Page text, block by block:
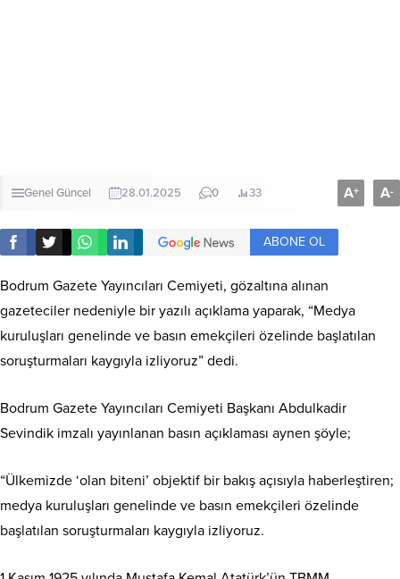
Genel Güncel 28.01.2025 0 33 A+ A-
ABONE OL
Bodrum Gazete Yayıncıları Cemiyeti, gözaltına alınan
gazeteciler nedeniyle bir yazılı açıklama yaparak, “Medya
kuruluşları genelinde ve basın emekçileri özelinde başlatılan
soruşturmaları kaygıyla izliyoruz” dedi.
Bodrum Gazete Yayıncıları Cemiyeti Başkanı Abdulkadir
Sevindik imzalı yayınlanan basın açıklaması aynen şöyle;
“Ülkemizde ‘olan biteni’ objektif bir bakış açısıyla haberleştiren;
medya kuruluşları genelinde ve basın emekçileri özelinde
başlatılan soruşturmaları kaygıyla izliyoruz.